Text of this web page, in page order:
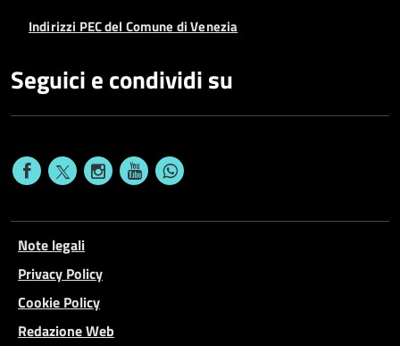
Indirizzi PEC del Comune di Venezia
Seguici e condividi su
Note legali
Privacy Policy
Cookie Policy
Redazione Web